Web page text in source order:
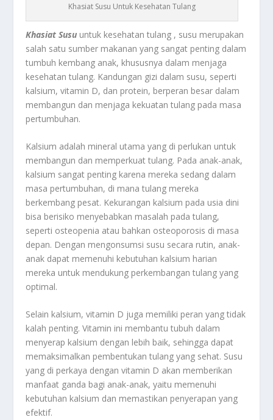
Khasiat Susu Untuk Kesehatan Tulang
Khasiat Susu untuk kesehatan tulang , susu merupakan
salah satu sumber makanan yang sangat penting dalam
tumbuh kembang anak, khususnya dalam menjaga
kesehatan tulang. Kandungan gizi dalam susu, seperti
kalsium, vitamin D, dan protein, berperan besar dalam
membangun dan menjaga kekuatan tulang pada masa
pertumbuhan.
Kalsium adalah mineral utama yang di perlukan untuk
membangun dan memperkuat tulang. Pada anak-anak,
kalsium sangat penting karena mereka sedang dalam
masa pertumbuhan, di mana tulang mereka
berkembang pesat. Kekurangan kalsium pada usia dini
bisa berisiko menyebabkan masalah pada tulang,
seperti osteopenia atau bahkan osteoporosis di masa
depan. Dengan mengonsumsi susu secara rutin, anak-
anak dapat memenuhi kebutuhan kalsium harian
mereka untuk mendukung perkembangan tulang yang
optimal.
Selain kalsium, vitamin D juga memiliki peran yang tidak
kalah penting. Vitamin ini membantu tubuh dalam
menyerap kalsium dengan lebih baik, sehingga dapat
memaksimalkan pembentukan tulang yang sehat. Susu
yang di perkaya dengan vitamin D akan memberikan
manfaat ganda bagi anak-anak, yaitu memenuhi
kebutuhan kalsium dan memastikan penyerapan yang
efektif.